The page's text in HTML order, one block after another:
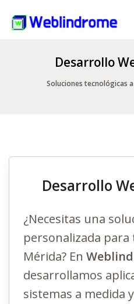
Desarrollo
Soluciones tecnológicas
Desarrollo
¿Necesitas una
personalizada para
Mérida? En
desarrollamos
sistemas a medida